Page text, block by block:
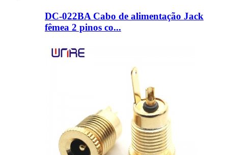
DC-022BA Cabo de alimentação Jack
fêmea 2 pinos co...